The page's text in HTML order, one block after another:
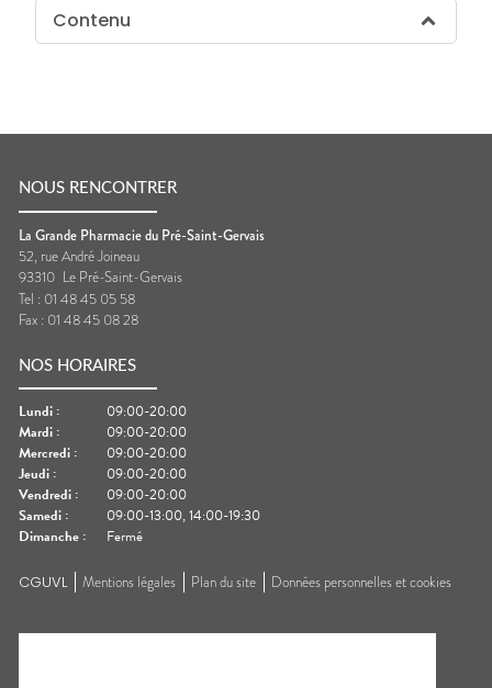
Contenu
NOUS RENCONTRER
La Grande Pharmacie du Pré-Saint-Gervais
52, rue André Joineau
93310 Le Pré-Saint-Gervais
Tel : 01 48 45 05 58
Fax : 01 48 45 08 28
NOS HORAIRES
Lundi :
09:00-20:00
Mardi :
09:00-20:00
Mercredi :
09:00-20:00
Jeudi :
09:00-20:00
Vendredi :
09:00-20:00
Samedi :
09:00-13:00, 14:00-19:30
Dimanche : Fermé
CGUVL Mentions légales Plan du site Données personnelles et cookies